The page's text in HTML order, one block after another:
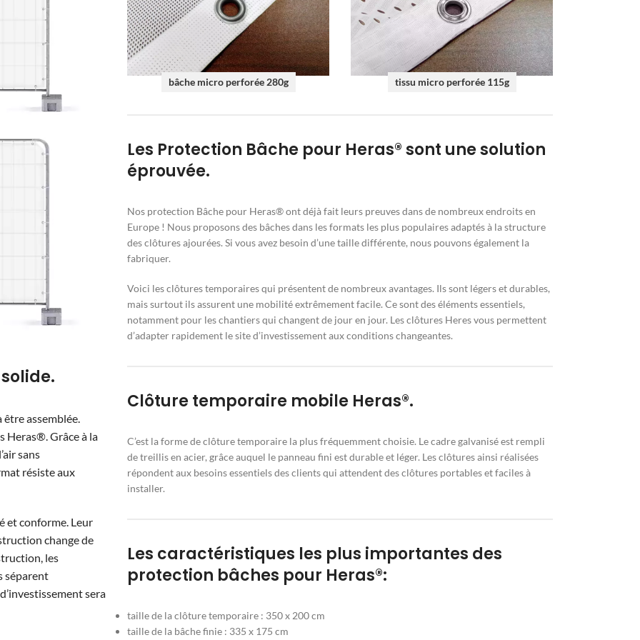
assemblée.
Heras®. Grâce à la
sans
résiste aux
et conforme. Leur
change de
les
séparent
sera
bâche micro perforée 280g tissu micro perforée 115g
Les Protection Bâche pour Heras® sont une solution
éprouvée.
Nos protection Bâche pour Heras® ont déjà fait leurs preuves dans de nombreux endroits en
Europe ! Nous proposons des bâches dans les formats les plus populaires adaptés à la structure
des clôtures ajourées. Si vous avez besoin d’une taille différente, nous pouvons également la
fabriquer.
Voici les clôtures temporaires qui présentent de nombreux avantages. Ils sont légers et durables,
mais surtout ils assurent une mobilité extrêmement facile. Ce sont des éléments essentiels,
notamment pour les chantiers qui changent de jour en jour. Les clôtures Heres vous permettent
d’adapter rapidement le site d’investissement aux conditions changeantes.
Clôture temporaire mobile Heras®.
C’est la forme de clôture temporaire la plus fréquemment choisie. Le cadre galvanisé est rempli
de treillis en acier, grâce auquel le panneau fini est durable et léger. Les clôtures ainsi réalisées
répondent aux besoins essentiels des clients qui attendent des clôtures portables et faciles à
installer.
Les caractéristiques les plus importantes des
protection bâches pour Heras®:
taille de la clôture temporaire : 350 x 200 cm
taille de la bâche finie : 335 x 175 cm